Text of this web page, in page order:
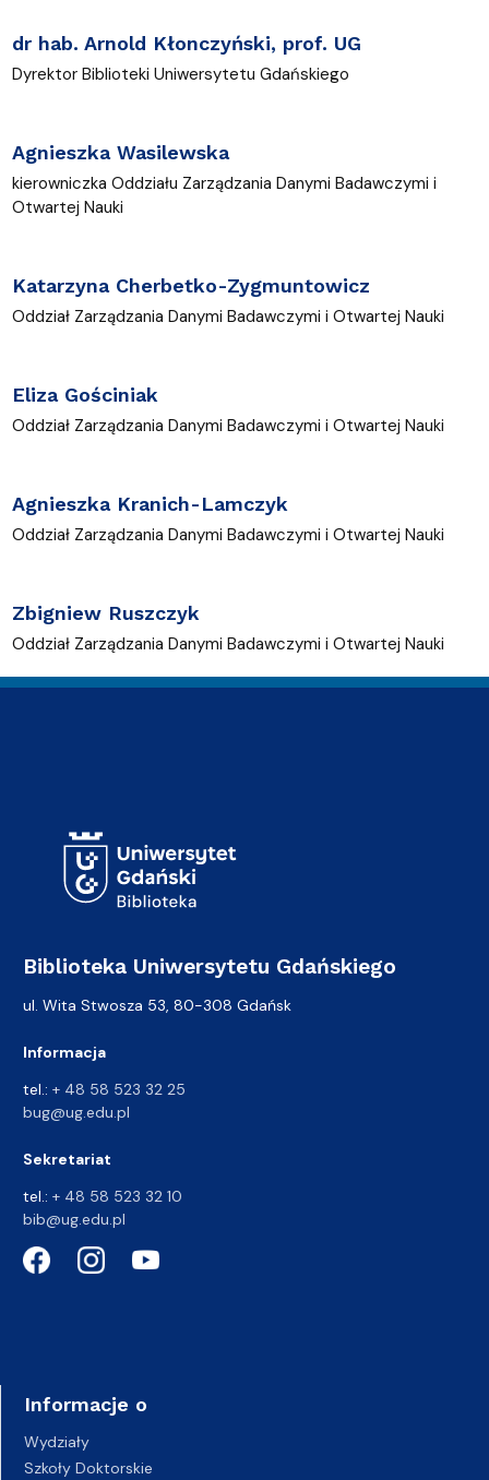
dr hab. Arnold Kłonczyński, prof. UG
Dyrektor Biblioteki Uniwersytetu Gdańskiego
Agnieszka Wasilewska
kierowniczka Oddziału Zarządzania Danymi Badawczymi i
Otwartej Nauki
Katarzyna Cherbetko-Zygmuntowicz
Oddział Zarządzania Danymi Badawczymi i Otwartej Nauki
Eliza Gościniak
Oddział Zarządzania Danymi Badawczymi i Otwartej Nauki
Agnieszka Kranich-Lamczyk
Oddział Zarządzania Danymi Badawczymi i Otwartej Nauki
Zbigniew Ruszczyk
Oddział Zarządzania Danymi Badawczymi i Otwartej Nauki
Biblioteka Uniwersytetu Gdańskiego
ul. Wita Stwosza 53, 80-308 Gdańsk
Informacja
tel.: + 48 58 523 32 25
bug@ug.edu.pl
Sekretariat
tel.: + 48 58 523 32 10
bib@ug.edu.pl
Informacje o
Wydziały
Szkoły Doktorskie